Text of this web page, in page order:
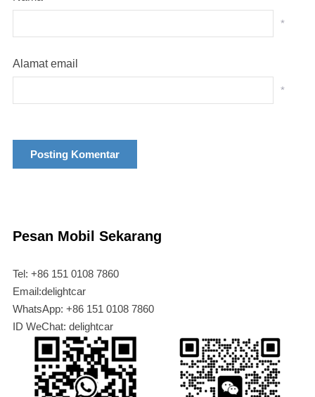
*
Alamat email
*
Pesan Mobil Sekarang
Tel: +86 151 0108 7860
Email:delightcar
WhatsApp: +86 151 0108 7860
ID WeChat: delightcar